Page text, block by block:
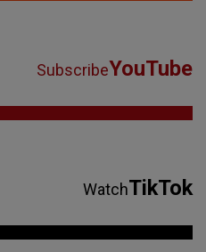
SubscribeYouTube
WatchTikTok